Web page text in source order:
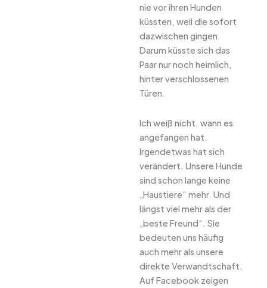
nie vor ihren Hunden
küssten, weil die sofort
dazwischen gingen.
Darum küsste sich das
Paar nur noch heimlich,
hinter verschlossenen
Türen.
Ich weiß nicht, wann es
angefangen hat.
Irgendetwas hat sich
verändert. Unsere Hunde
sind schon lange keine
„Haustiere“ mehr. Und
längst viel mehr als der
„beste Freund“. Sie
bedeuten uns häufig
auch mehr als unsere
direkte Verwandtschaft.
Auf Facebook zeigen